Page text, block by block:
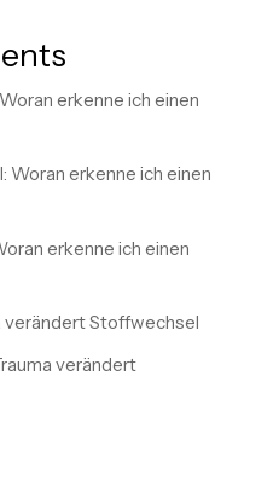
erkenne ich einen
Woran erkenne ich einen
erkenne ich einen
verändert Stoffwechsel
verändert